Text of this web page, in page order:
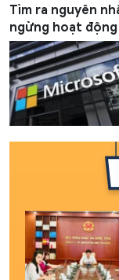
Tìm ra nguyên
ngừng hoạt động